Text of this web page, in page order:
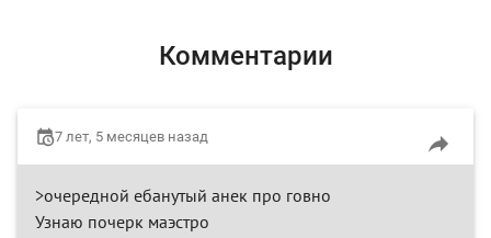
Комментарии
7 лет, 5 месяцев назад
>очередной ебанутый анек про говно
Узнаю почерк маэстро